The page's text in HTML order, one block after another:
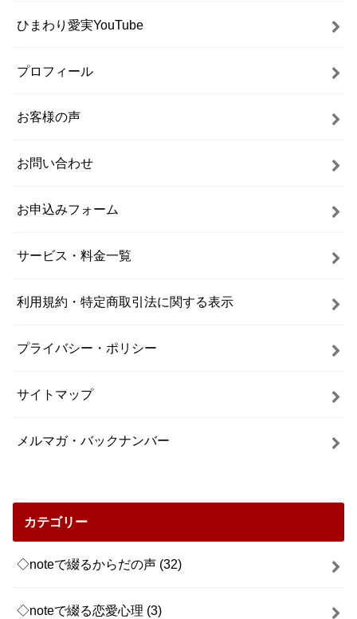
ひまわり愛実YouTube
プロフィール
お客様の声
お問い合わせ
お申込みフォーム
サービス・料金一覧
利用規約・特定商取引法に関する表示
プライバシー・ポリシー
サイトマップ
メルマガ・バックナンバー
カテゴリー
◇noteで綴るからだの声 (32)
◇noteで綴る恋愛心理 (3)